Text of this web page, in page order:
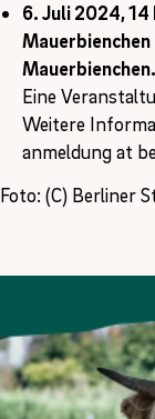
6. Juli 2024, 14
Mauerbienchen
Mauerbienchen.
Eine
Weitere
anmeldung at
Foto: (C) Berliner